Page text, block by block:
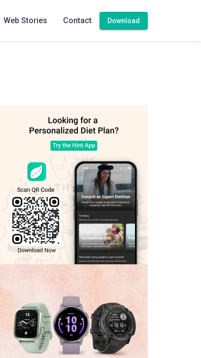
Web Stories Contact Download